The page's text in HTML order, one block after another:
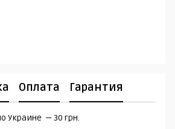
Оплата Гарантия
Украине — 30 грн.